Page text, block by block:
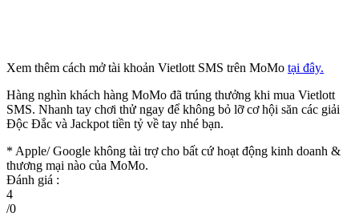
Xem thêm cách mở tài khoản Vietlott SMS trên MoMo tại đây.
Hàng nghìn khách hàng MoMo đã trúng thưởng khi mua Vietlott
SMS. Nhanh tay chơi thử ngay để không bỏ lỡ cơ hội săn các giải
Độc Đắc và Jackpot tiền tỷ về tay nhé bạn.
* Apple/ Google không tài trợ cho bất cứ hoạt động kinh doanh &
thương mại nào của MoMo.
Đánh giá :
4
/0